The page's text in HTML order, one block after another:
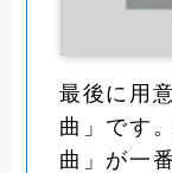
最後に用
曲」です
曲」が一